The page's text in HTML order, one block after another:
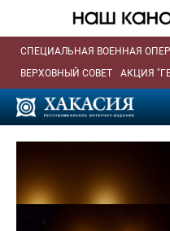
СПЕЦИАЛЬНАЯ ВОЕННАЯ
ВЕРХОВНЫЙ СОВЕТ
АКЦИЯ